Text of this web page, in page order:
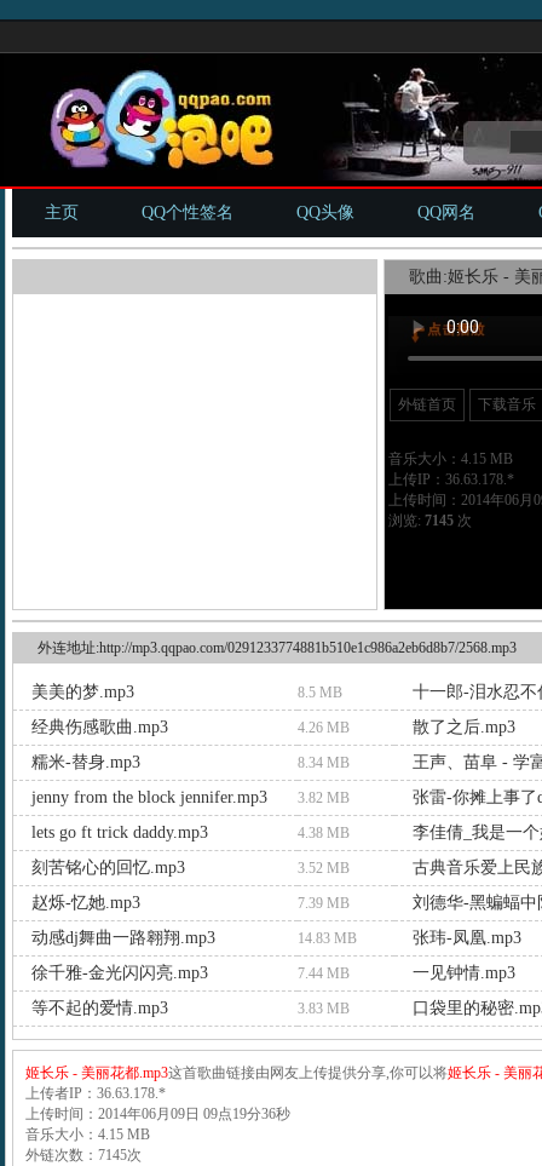
主页 QQ个性签名 QQ头像 QQ网名
歌曲:姬长乐 - 美
外链首页 下载音乐
音乐大小：4.15 MB
上传IP：36.63.178.*
上传时间：2014年06月
浏览: 7145次
外连地址:http://mp3.qqpao.com/0291233774881b510e1c986a2eb6d8b7/2568.mp3
美美的梦.mp3 8.5 MB
十一郎-泪水忍不
经典伤感歌曲.mp3
4.26 MB
散了之后.mp3
糯米-替身.mp3
8.34 MB
王声、苗阜 - 学
jenny from the block jennifer.mp3
3.82 MB
张雷-你摊上事了
lets go ft trick daddy.mp3
4.38 MB
李佳倩_我是一
刻苦铭心的回忆.mp3
3.52 MB
古典音乐爱上民
赵烁-忆她.mp3
7.39 MB
刘德华-黑蝙蝠中
动感dj舞曲一路翱翔.mp3
14.83 MB
张玮-凤凰.mp3
徐千雅-金光闪闪亮.mp3
7.44 MB
一见钟情.mp3
等不起的爱情.mp3
3.83 MB 口袋里的秘密
姬长乐 - 美丽花都.mp3这首歌曲链接由网友上传提供分享,你可以将姬长乐 - 美丽
上传者IP：36.63.178.*
上传时间：2014年06月09日 09点19分36秒
音乐大小：4.15 MB
外链次数：7145次